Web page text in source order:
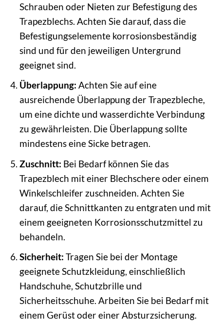
Schrauben oder Nieten zur Befestigung des
Trapezblechs. Achten Sie darauf, dass die
Befestigungselemente korrosionsbeständig
sind und für den jeweiligen Untergrund
geeignet sind.
Überlappung: Achten Sie auf eine
ausreichende Überlappung der Trapezbleche,
um eine dichte und wasserdichte Verbindung
zu gewährleisten. Die Überlappung sollte
mindestens eine Sicke betragen.
Zuschnitt: Bei Bedarf können Sie das
Trapezblech mit einer Blechschere oder einem
Winkelschleifer zuschneiden. Achten Sie
darauf, die Schnittkanten zu entgraten und mit
einem geeigneten Korrosionsschutzmittel zu
behandeln.
Sicherheit: Tragen Sie bei der Montage
geeignete Schutzkleidung, einschließlich
Handschuhe, Schutzbrille und
Sicherheitsschuhe. Arbeiten Sie bei Bedarf mit
einem Gerüst oder einer Absturzsicherung.